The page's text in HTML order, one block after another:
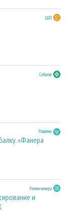
ЦБП
События
Развитие
«Фанера
Регион номера
и